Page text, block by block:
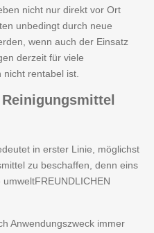
nicht nur direkt vor Ort
unbedingt durch neue
wenn auch der Einsatz
derzeit für viele
nicht rentabel ist.
in erster Linie, möglichst
zu beschaffen, denn eins
Anwendungszweck immer